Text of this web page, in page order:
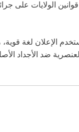
الولايات على
بعد خطة النقاط العشر الأصلية التي أُنتِجت في عام
ضد الأجداد